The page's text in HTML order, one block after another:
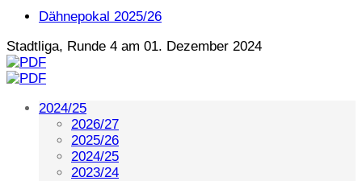
Dähnepokal 2025/26
Stadtliga, Runde 4 am 01. Dezember 2024
2024/25
2026/27
2025/26
2024/25
2023/24